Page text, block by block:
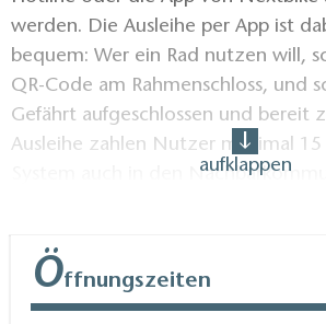
werden. Die Ausleihe per App ist
bequem: Wer ein Rad nutzen will,
QR-Code am Rahmenschloss, und
Gefährt aufgeschlossen und bereit
Ausleihe zahlen Nutzer maximal 15
System auch in den
umweltfreundlich unterwegs zu
Ziel wieder abzustellen.
aufklappen
Öffnungszeiten